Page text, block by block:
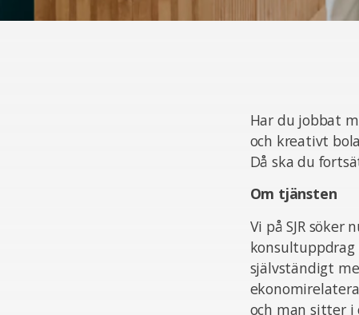
Har du jobbat
och kreativt
Då ska du
Om tjänsten
Vi på SJR
självständigt
och man sitter i